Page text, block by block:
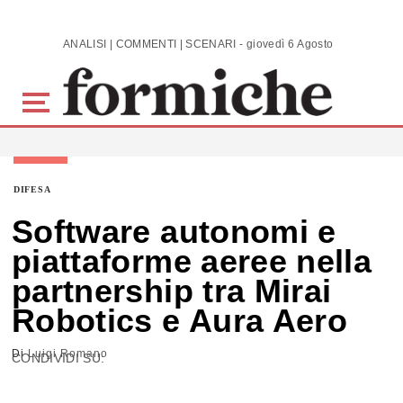
Skip to main content ANALISI | COMMENTI | SCENARI - giovedì 6 Agosto 2026
DIFESA
Software autonomi e
piattaforme aeree nella
partnership tra Mirai
Robotics e Aura Aero
DiLuigi Romano
CONDIVIDI SU: